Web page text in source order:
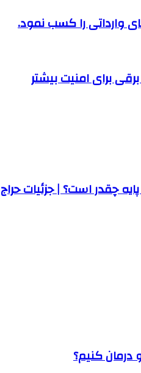
وارداتی را کسب نمود.
چقدر است؟ | جزئیات
کنیم؟